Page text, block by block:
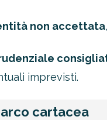
non accettata
imprevisti.
cartacea